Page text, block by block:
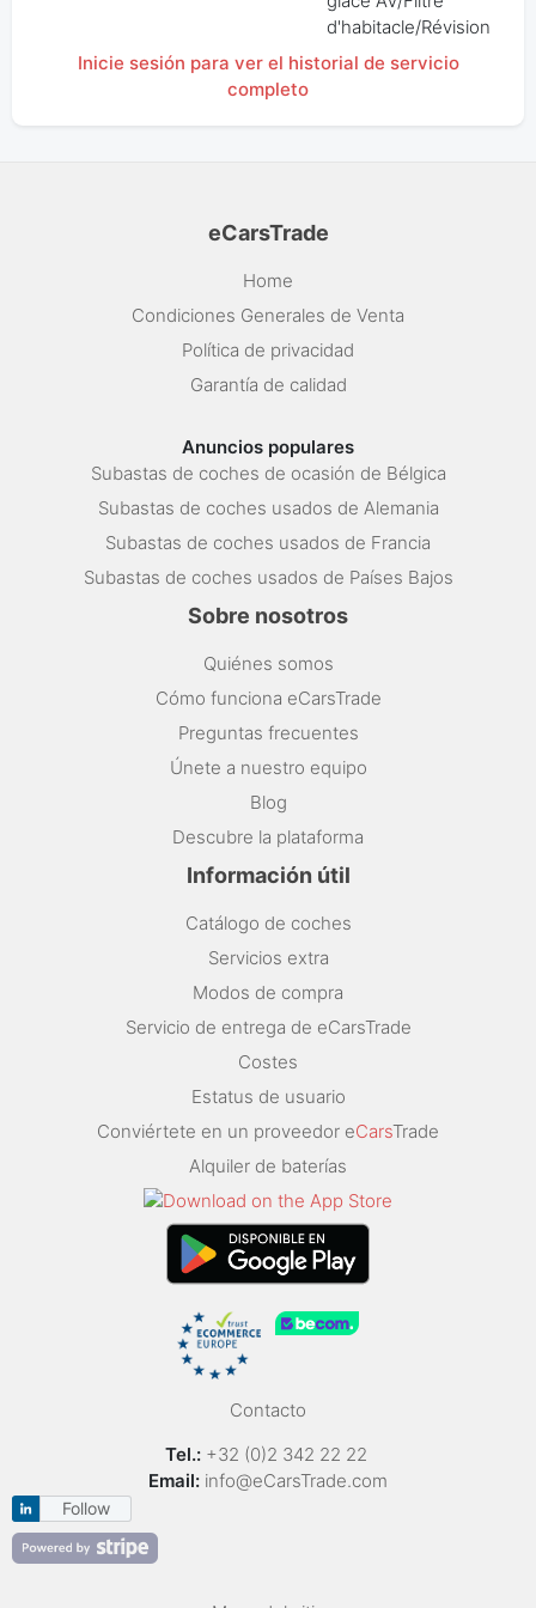
d'habitacle/Révision
Inicie sesión para ver el historial de servicio
completo
eCarsTrade
Home
Condiciones Generales de Venta
Política de privacidad
Garantía de calidad
Anuncios populares
Subastas de coches de ocasión de Bélgica
Subastas de coches usados de Alemania
Subastas de coches usados de Francia
Subastas de coches usados de Países Bajos
Sobre nosotros
Quiénes somos
Cómo funciona eCarsTrade
Preguntas frecuentes
Únete a nuestro equipo
Blog
Descubre la plataforma
Información útil
Catálogo de coches
Servicios extra
Modos de compra
Servicio de entrega de eCarsTrade
Costes
Estatus de usuario
Conviértete en un proveedor eCarsTrade
Alquiler de baterías
Contacto
Tel.: +32 (0)2 342 22 22
Email: info@eCarsTrade.com
Follow